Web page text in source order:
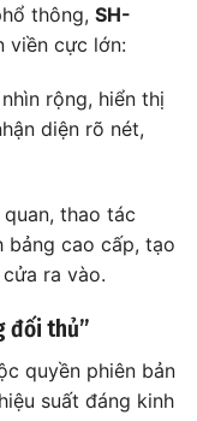
thông, SH-
viền cực lớn:
rộng, hiển thị
diện rõ nét,
thao tác
bảng cao cấp, tạo
ra vào.
đối thủ”
quyền phiên bản
suất đáng kinh